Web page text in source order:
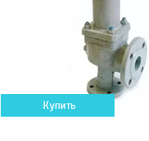
Купить